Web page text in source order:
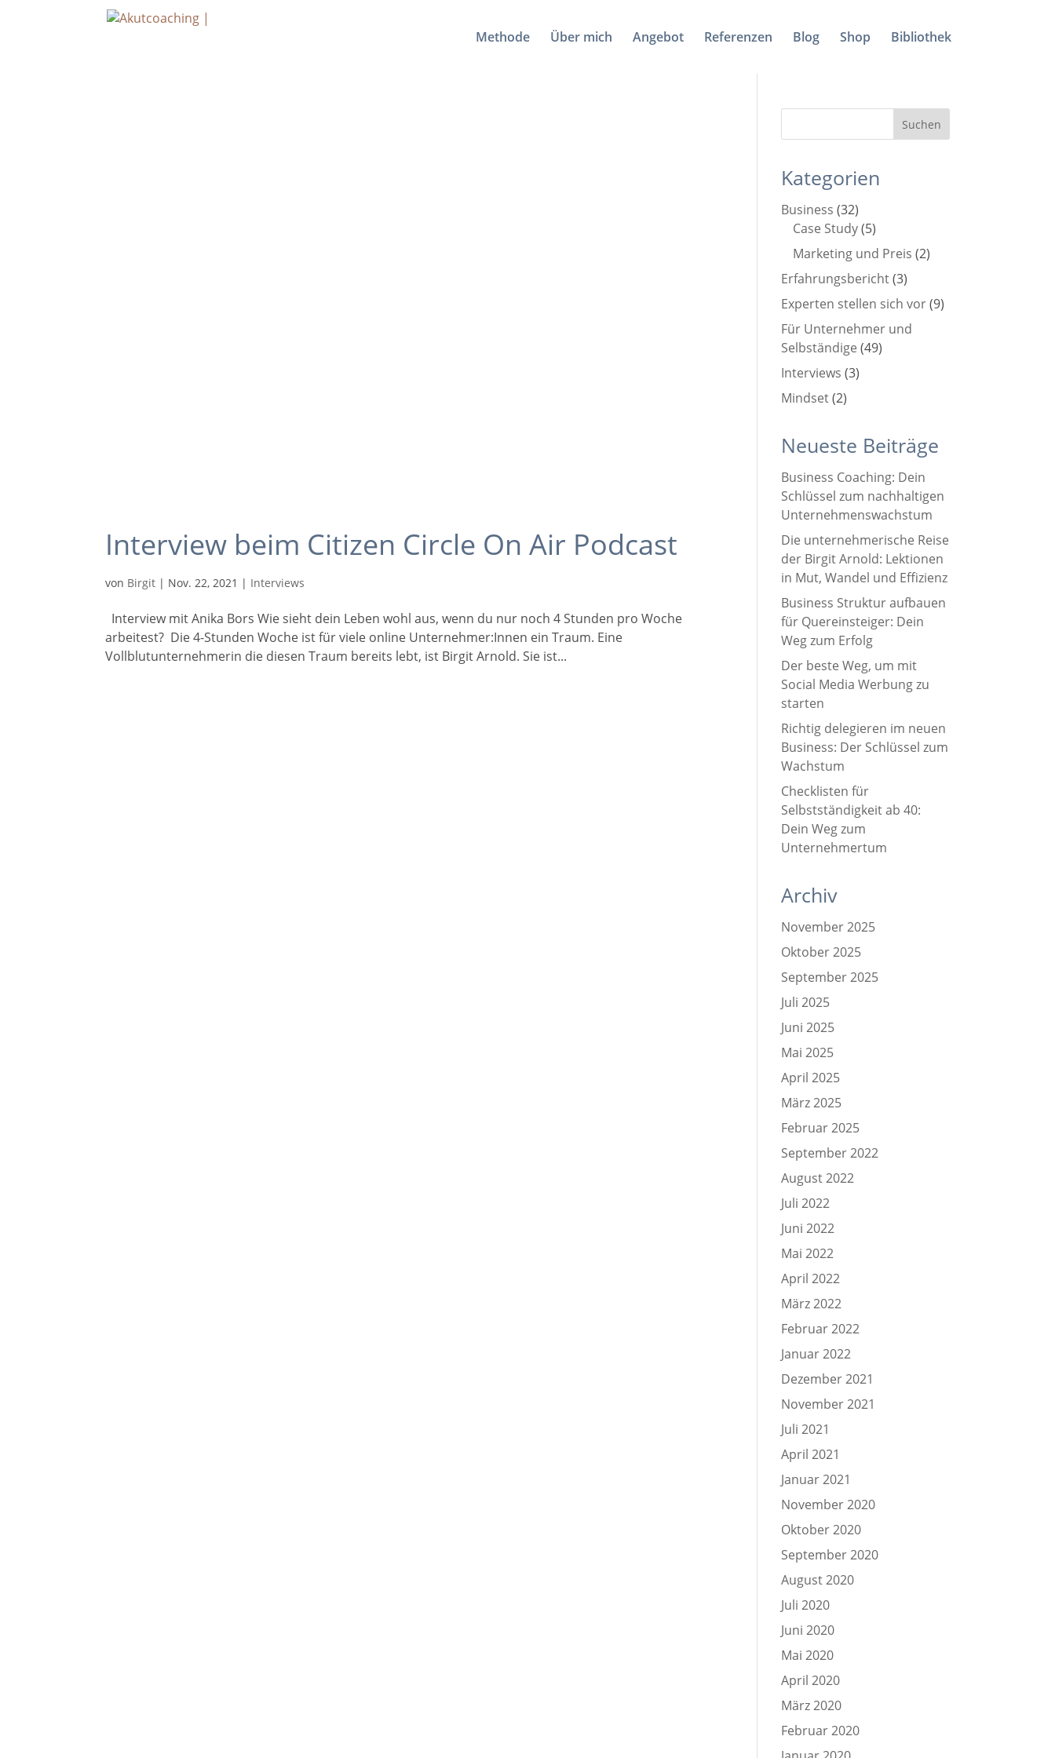
Methode Über mich Angebot Referenzen Blog Shop Bibliothek
Interview beim Citizen Circle On Air Podcast
von Birgit | Nov. 22, 2021 | Interviews
Interview mit Anika Bors Wie sieht dein Leben wohl aus, wenn du nur noch 4 Stunden pro Woche
arbeitest? Die 4-Stunden Woche ist für viele online Unternehmer:Innen ein Traum. Eine
Vollblutunternehmerin die diesen Traum bereits lebt, ist Birgit Arnold. Sie ist...
Kategorien
Business (32)
Case Study(5)
Marketing und Preis (2)
Erfahrungsbericht(3)
Experten stellen sich vor(9)
Für Unternehmer und
Selbständige (49)
Interviews (3)
Mindset(2)
Neueste Beiträge
Business Coaching: Dein
Schlüssel zum nachhaltigen
Unternehmenswachstum
Die unternehmerische Reise
der Birgit Arnold: Lektionen
in Mut, Wandel und Effizienz
Business Struktur aufbauen
für Quereinsteiger: Dein
Weg zum Erfolg
Der beste Weg, um mit
Social Media Werbung zu
starten
Richtig delegieren im neuen
Business: Der Schlüssel zum
Wachstum
Checklisten für
Selbstständigkeit ab 40:
Dein Weg zum
Unternehmertum
Archiv
November 2025
Oktober 2025
September 2025
Juli 2025
Juni 2025
Mai 2025
April 2025
März 2025
Februar 2025
September 2022
August 2022
Juli 2022
Juni 2022
Mai 2022
April 2022
März 2022
Februar 2022
Januar 2022
Dezember 2021
November 2021
Juli 2021
April 2021
Januar 2021
November 2020
Oktober 2020
September 2020
August 2020
Juli 2020
Juni 2020
Mai 2020
April 2020
März 2020
Februar 2020